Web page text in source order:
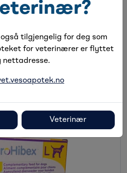
(naturlig kilde),
tilgjengelig for deg som
for veterinærer er flyttet
nettadresse.
Veterinær